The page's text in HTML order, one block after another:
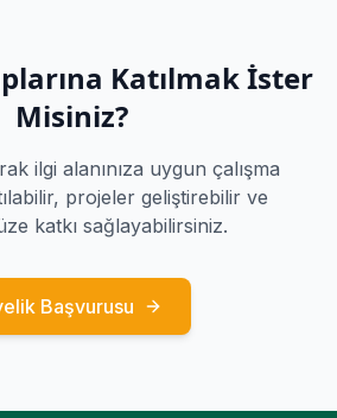
Katılmak İster
Misiniz?
ilgi alanınıza uygun çalışma
projeler geliştirebilir ve
katkı sağlayabilirsiniz.
Başvurusu